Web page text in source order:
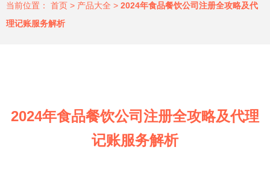
当前位置： 首页 > 产品大全 > 2024年食品餐饮公司注册全攻略及代
理记账服务解析
2024年食品餐饮公司注册全攻略及代理
记账服务解析